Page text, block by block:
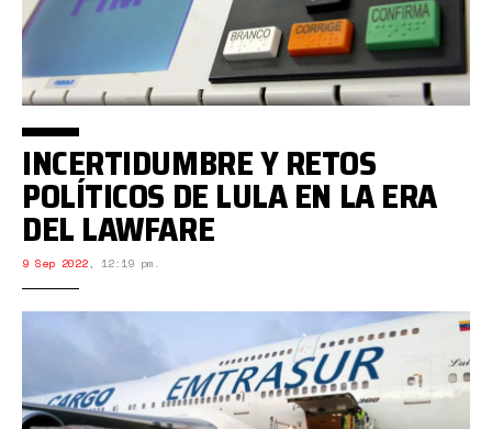
INCERTIDUMBRE Y RETOS
POLÍTICOS DE LULA EN LA ERA
DEL LAWFARE
9 Sep 2022, 12:19 pm.